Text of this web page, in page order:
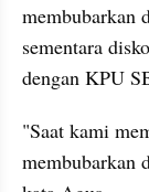
membubarkan
sementara
dengan KPU
"Saat kami
membubarkan